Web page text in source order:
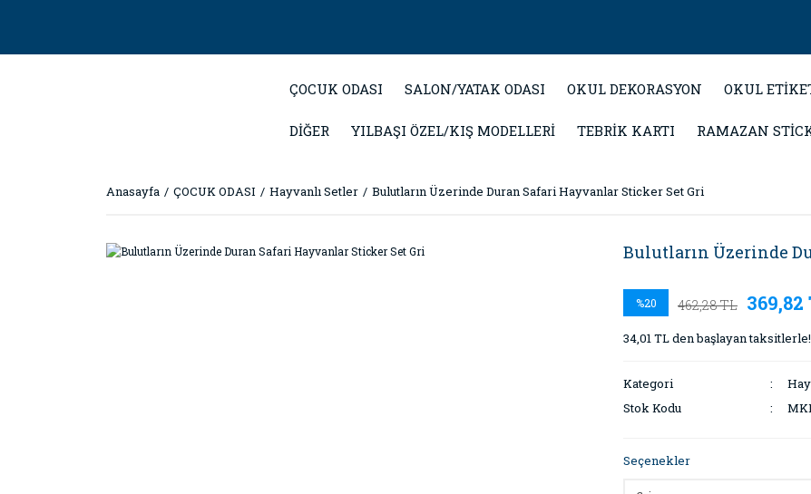
ÇOCUK ODASI SALON/YATAK ODASI OKUL DEKORASYON OKUL
DİĞER YILBAŞI ÖZEL/KIŞ MODELLERİ TEBRİK KARTI RAMAZAN
Anasayfa ÇOCUK ODASI Hayvanlı Setler Bulutların Üzerinde Duran Safari Hayvanlar Sticker Set Gri
Bulutların Üzerinde
%20 462,28 TL 369,82
34,01 TL den başlayan taksitlerle!
Kategori
Stok Kodu
Seçenekler